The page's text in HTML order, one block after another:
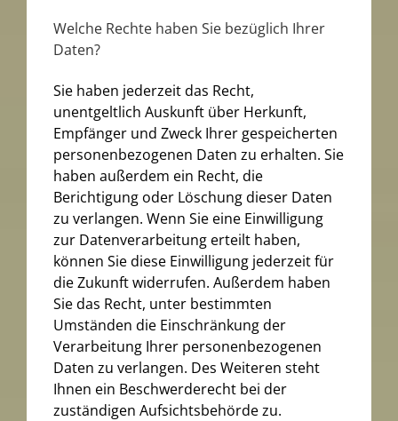
Welche Rechte haben Sie bezüglich Ihrer
Daten?
Sie haben jederzeit das Recht,
unentgeltlich Auskunft über Herkunft,
Empfänger und Zweck Ihrer gespeicherten
personenbezogenen Daten zu erhalten. Sie
haben außerdem ein Recht, die
Berichtigung oder Löschung dieser Daten
zu verlangen. Wenn Sie eine Einwilligung
zur Datenverarbeitung erteilt haben,
können Sie diese Einwilligung jederzeit für
die Zukunft widerrufen. Außerdem haben
Sie das Recht, unter bestimmten
Umständen die Einschränkung der
Verarbeitung Ihrer personenbezogenen
Daten zu verlangen. Des Weiteren steht
Ihnen ein Beschwerderecht bei der
zuständigen Aufsichtsbehörde zu.